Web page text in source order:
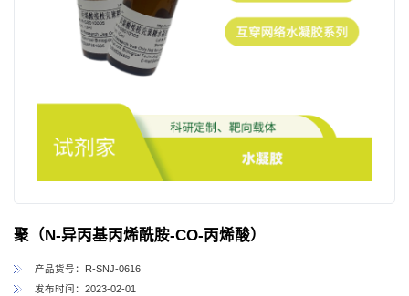
聚（N-异丙基丙烯酰胺-CO-丙烯酸）
产品货号：R-SNJ-0616
发布时间：2023-02-01